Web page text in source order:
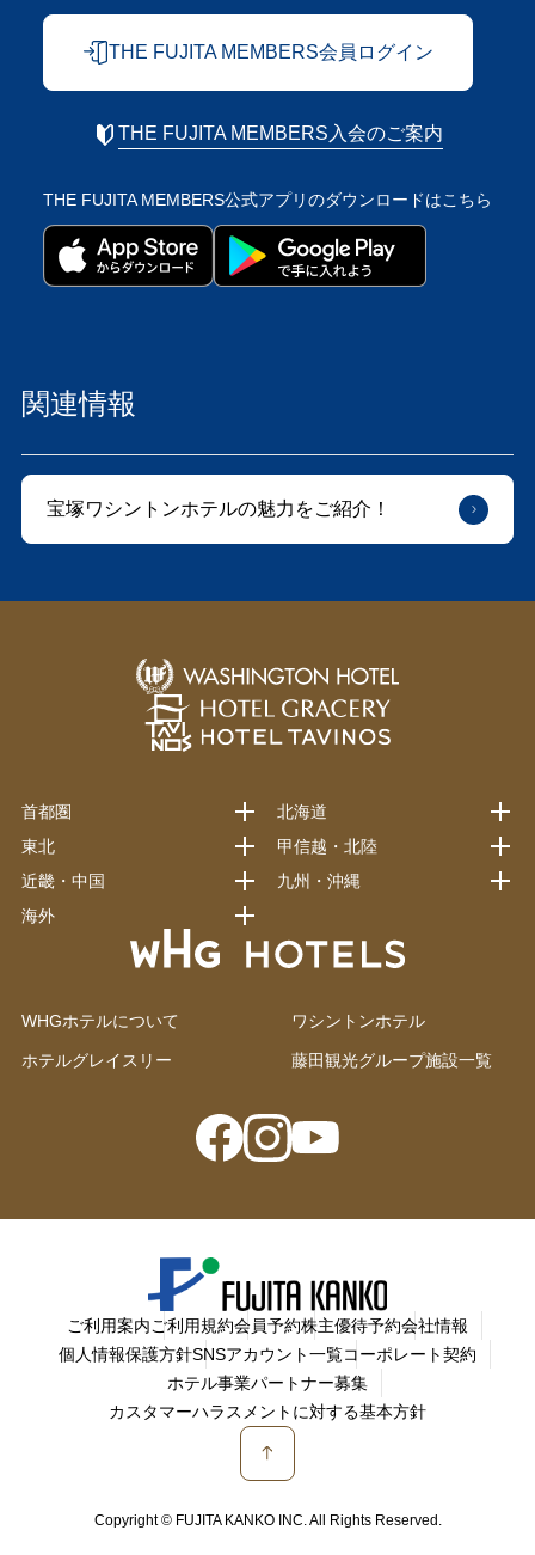
THE FUJITA MEMBERS会員ログイン
THE FUJITA MEMBERS入会のご案内
THE FUJITA MEMBERS公式アプリのダウンロードはこちら
関連情報
宝塚ワシントンホテルの魅力をご紹介！
WHGホテルについて ワシントンホテル
ホテルグレイスリー 藤田観光グループ施設一覧
首都圏
北海道
東北
甲信越・北陸
近畿・中国
九州・沖縄
海外
ご利用案内ご利用規約会員予約株主優待予約会社情報
個人情報保護方針SNSアカウント一覧コーポレート契約
ホテル事業パートナー募集
カスタマーハラスメントに対する基本方針
Copyright © FUJITA KANKO INC. All Rights Reserved.